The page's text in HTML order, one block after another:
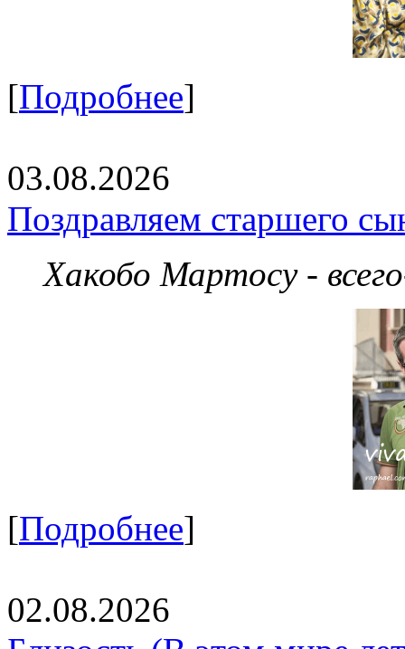
[Подробнее]
03.08.2026
Поздравляем старшего
Хакобо Мартосу -
[Подробнее]
02.08.2026